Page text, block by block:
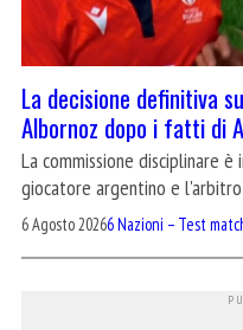
La decisione definitiva
Albornoz dopo i fatti di
La commissione disciplinare
giocatore argentino e l'arbitro
6 Agosto 20266 Nazioni – Test